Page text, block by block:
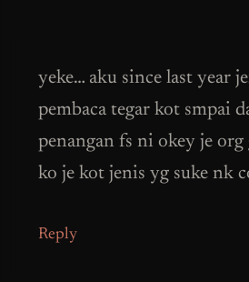
yeke… aku since last year
pembaca tegar kot smpai
penangan fs ni okey je org
ko je kot jenis yg suke nk
Reply